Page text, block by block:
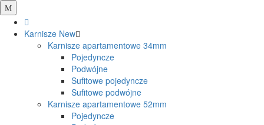
Karnisze New
Karnisze apartamentowe 34mm
Pojedyncze
Podwójne
Sufitowe pojedyncze
Sufitowe podwójne
Karnisze apartamentowe 52mm
Pojedyncze